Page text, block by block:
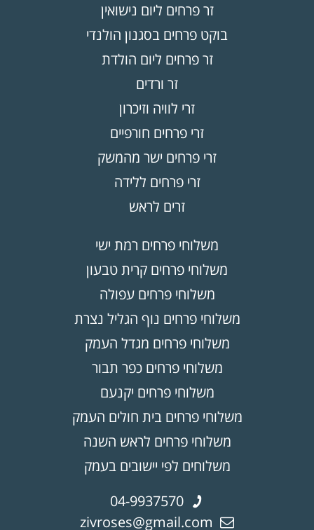
זר פרחים ליום נישואין
בוקט פרחים בסגנון הולנדי
זר פרחים ליום הולדת
זר ורדים
זרי לוויה וזיכרון
זרי פרחים חורפיים
זרי פרחים ישר מהמשק
זרי פרחים ללידה
זרים לראש
משלוחי פרחים רמת ישי
משלוחי פרחים קרית טבעון
משלוחי פרחים עפולה
משלוחי פרחים נוף הגליל נצרת
משלוחי פרחים מגדל העמק
משלוחי פרחים כפר תבור
משלוחי פרחים יקנעם
משלוחי פרחים בית חולים העמק
משלוחי פרחים לראש השנה
משלוחים לפי יישובים בעמק
04-9937570
zivroses@gmail.com